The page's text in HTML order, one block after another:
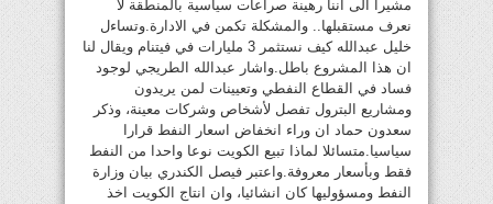
مشيرا الى اننا رهينة صراعات سياسية بالمنطقة لا
نعرف مستقبلها.. والمشكلة تكمن في الادارة.وتساءل
خليل عبدالله كيف نستثمر 3 مليارات في فيتنام ويقال لنا
ان هذا المشروع باطل.واشار عبدالله الطريجي لوجود
فساد في القطاع النفطي وتعيينات لمن يريدون
ومشاريع البترول تفصل لأشخاص وشركات معينة، وذكر
سعدون حماد ان وراء انخفاض اسعار النفط قرارا
سياسيا.متسائلا لماذا تبيع الكويت نوعا واحدا من النفط
فقط وبأسعار معروفة.واعتبر فيصل الكندري بيان وزارة
النفط ومسؤوليها كان انشائيا، وان انتاج الكويت اخذ